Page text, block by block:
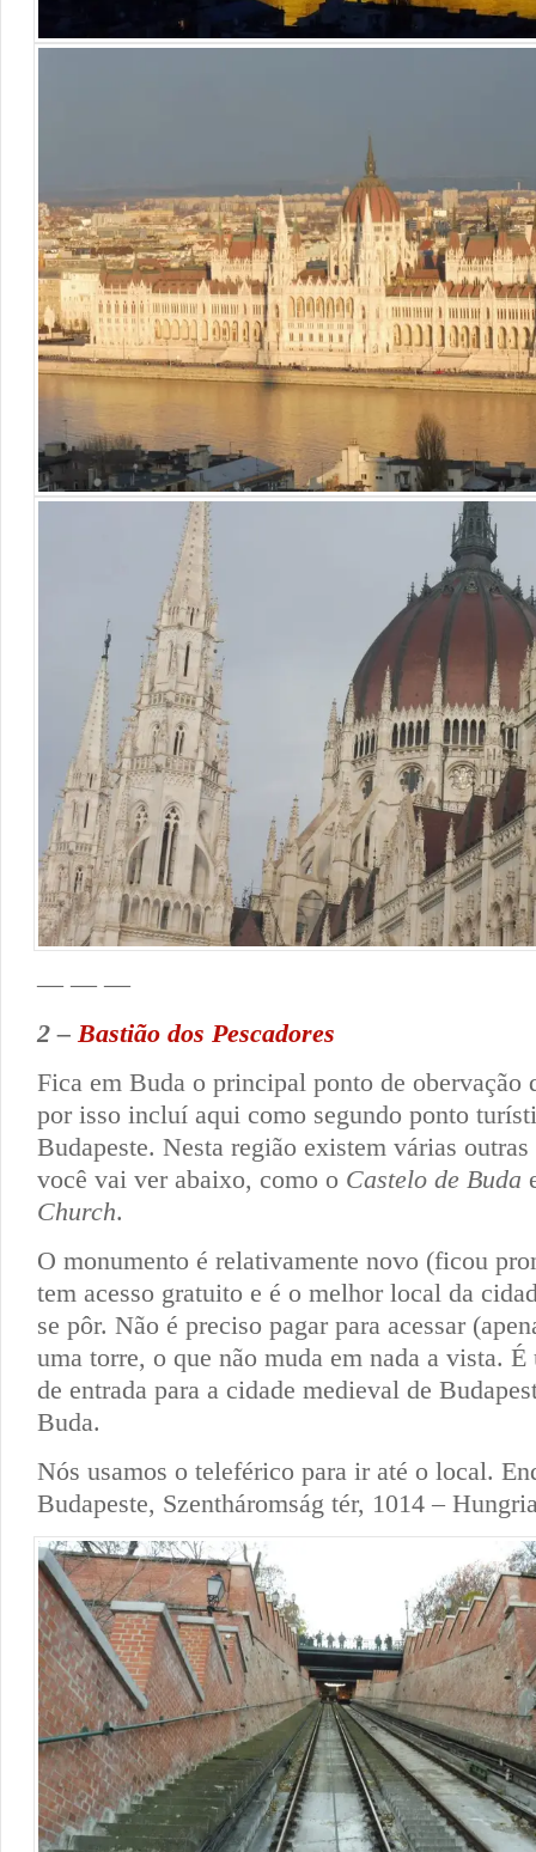
— — —
2 –Bastião dos Pescadores
Fica em Buda o principal ponto de obervação
por isso incluí aqui como segundo ponto
Budapeste. Nesta região existem várias outras
você vai ver abaixo, como o Castelo de Buda
Church.
O monumento é relativamente novo (ficou
tem acesso gratuito e é o melhor local da
se pôr. Não é preciso pagar para acessar
uma torre, o que não muda em nada a vista. É
de entrada para a cidade medieval de
Buda.
Nós usamos o teleférico para ir até o local.
Budapeste, Szentháromság tér, 1014 –